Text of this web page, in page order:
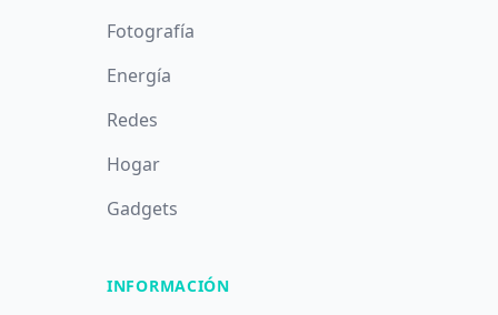
Fotografía
Energía
Redes
Hogar
Gadgets
INFORMACIÓN